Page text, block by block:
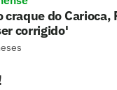
craque do
corrigido'